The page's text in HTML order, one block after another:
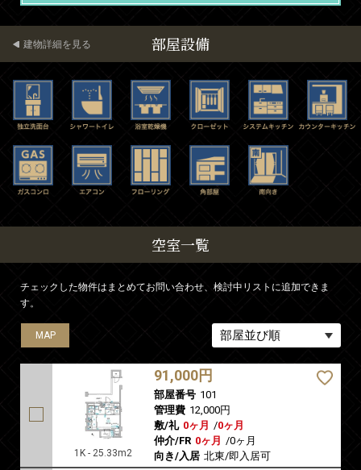
部屋設備
建物詳細を見る
空室一覧
チェックした物件はまとめてお問い合わせ、検討中リストに追加できま
す。
MAP
1K - 25.33m2
91,000円
部屋番号 101
管理費 12,000円
敷/礼 0ヶ月 /0ヶ月
仲介/FR 0ヶ月 /0ヶ月
向き/入居 北東/即入居可
MAP
MAP
MAP
MAP